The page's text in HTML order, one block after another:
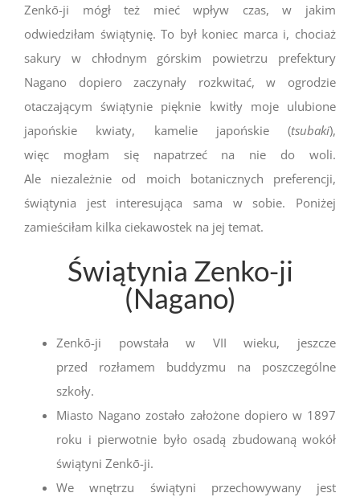
Zenkō-ji mógł też mieć wpływ czas, w jakim
odwiedziłam świątynię. To był koniec marca i, chociaż
sakury w chłodnym górskim powietrzu prefektury
Nagano dopiero zaczynały rozkwitać, w ogrodzie
otaczającym świątynie pięknie kwitły moje ulubione
japońskie kwiaty, kamelie japońskie (tsubaki),
więc mogłam się napatrzeć na nie do woli.
Ale niezależnie od moich botanicznych preferencji,
świątynia jest interesująca sama w sobie. Poniżej
zamieściłam kilka ciekawostek na jej temat.
Świątynia Zenko-ji
(Nagano)
Zenkō-ji
powstała w VII wieku, jeszcze
przed rozłamem buddyzmu na poszczególne
szkoły.
Miasto Nagano zostało założone dopiero w 1897
roku i pierwotnie było osadą zbudowaną wokół
świątyni Zenkō-ji.
We wnętrzu świątyni przechowywany jest